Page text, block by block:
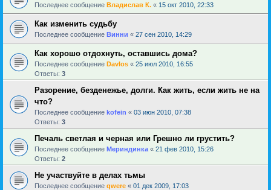
Последнее сообщение Владислав К. « 15 окт 2010, 22:33
Как изменить судьбу
Последнее сообщение Винни « 27 сен 2010, 14:29
Как хорошо отдохнуть, оставшись дома?
Последнее сообщение Davlos « 25 июл 2010, 16:55
Ответы: 3
Разорение, безденежье, долги. Как жить, если жить не на
что?
Последнее сообщение kofein « 03 июн 2010, 07:38
Ответы: 3
Печаль светлая и черная или Грешно ли грустить?
Последнее сообщение Мериндинка « 21 фев 2010, 15:26
Ответы: 2
Не участвуйте в делах тьмы
Последнее сообщение qwere « 01 дек 2009, 17:03